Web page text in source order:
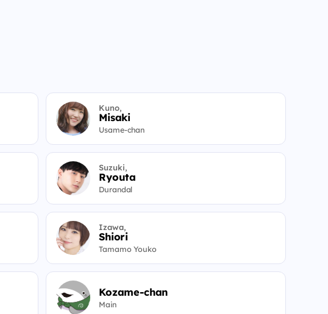
Kuno,
Misaki
Usame-chan
Suzuki,
Ryouta
Durandal
Izawa,
Shiori
Tamamo Youko
Kozame-chan
Main